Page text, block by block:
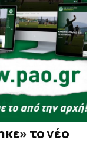
το νέο